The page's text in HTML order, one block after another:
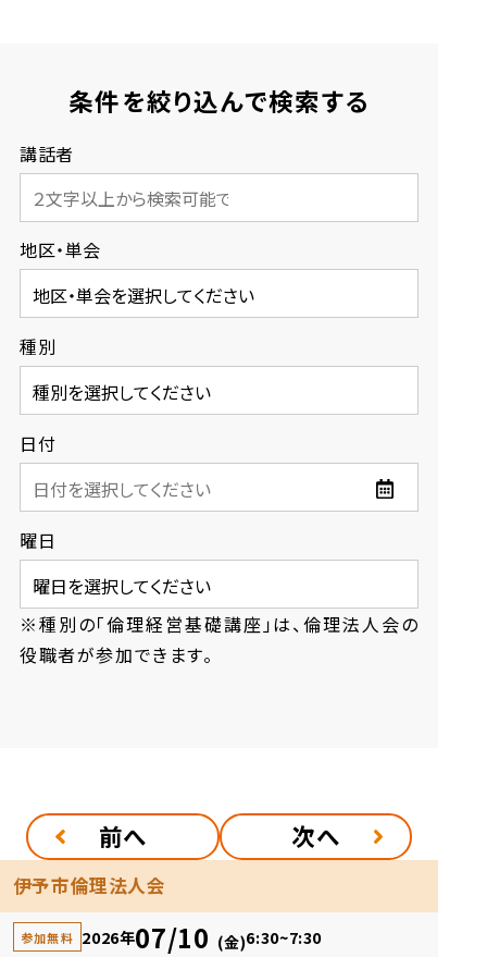
条件を絞り込んで検索する
講話者
地区・単会
種別
日付
曜日
※種別の「倫理経営基礎講座」は、倫理法人会の
役職者が参加できます。
前へ 次へ
伊予市倫理法人会
参加無料 2026年07/10 (金)6:30~7:30